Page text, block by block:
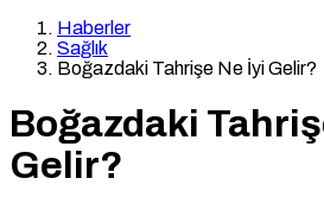
Haberler
Sağlık
Boğazdaki Tahrişe Ne İyi Gelir?
Boğazdaki
Gelir?